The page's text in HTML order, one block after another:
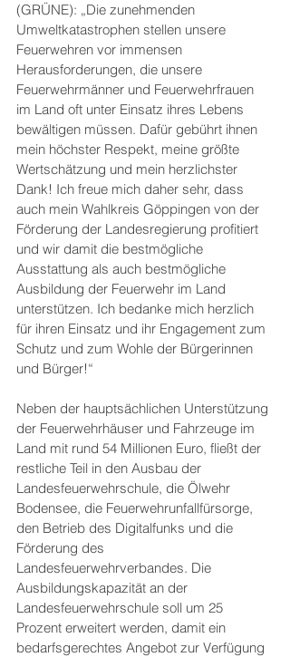
(GRÜNE): „Die zunehmenden
Umweltkatastrophen stellen unsere
Feuerwehren vor immensen
Herausforderungen, die unsere
Feuerwehrmänner und Feuerwehrfrauen
im Land oft unter Einsatz ihres Lebens
bewältigen müssen. Dafür gebührt ihnen
mein höchster Respekt, meine größte
Wertschätzung und mein herzlichster
Dank! Ich freue mich daher sehr, dass
auch mein Wahlkreis Göppingen von der
Förderung der Landesregierung profitiert
und wir damit die bestmögliche
Ausstattung als auch bestmögliche
Ausbildung der Feuerwehr im Land
unterstützen. Ich bedanke mich herzlich
für ihren Einsatz und ihr Engagement zum
Schutz und zum Wohle der Bürgerinnen
und Bürger!“
Neben der hauptsächlichen Unterstützung
der Feuerwehrhäuser und Fahrzeuge im
Land mit rund 54 Millionen Euro, fließt der
restliche Teil in den Ausbau der
Landesfeuerwehrschule, die Ölwehr
Bodensee, die Feuerwehrunfallfürsorge,
den Betrieb des Digitalfunks und die
Förderung des
Landesfeuerwehrverbandes. Die
Ausbildungskapazität an der
Landesfeuerwehrschule soll um 25
Prozent erweitert werden, damit ein
bedarfsgerechtes Angebot zur Verfügung